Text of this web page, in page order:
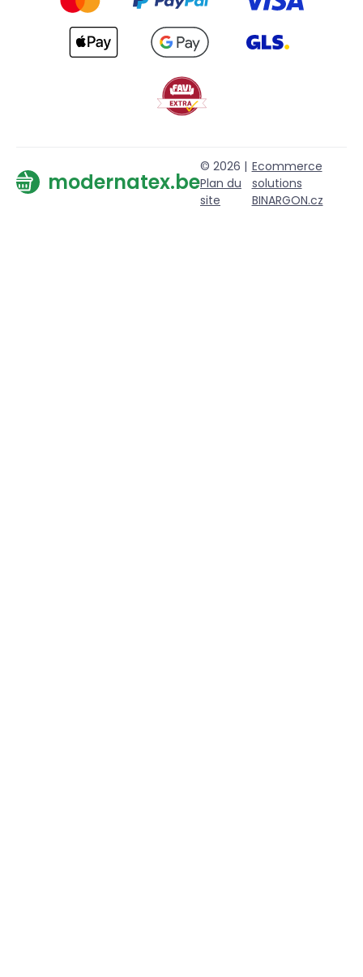
modernatex.be
© 2026 |
Plan du
site
Ecommerce
solutions
BINARGON.cz